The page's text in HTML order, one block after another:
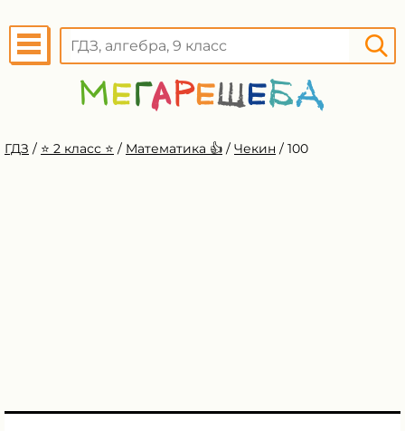
ГДЗ / ⭐️ 2 класс ⭐️ / Математика 👍 / Чекин / 100